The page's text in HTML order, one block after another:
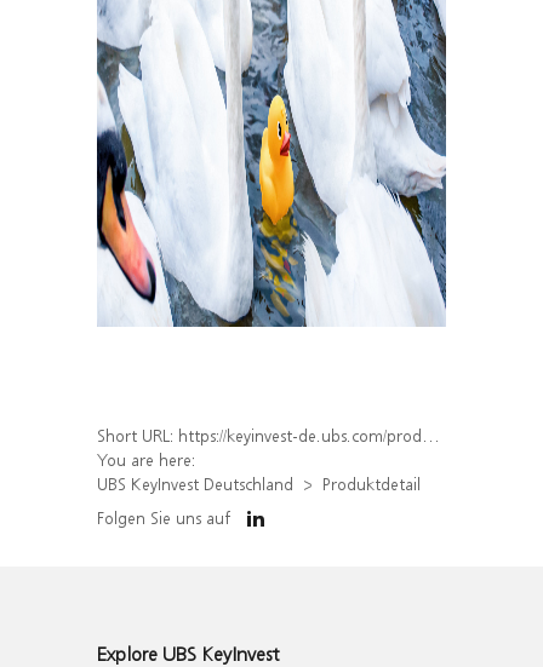
Short URL: https://keyinvest-de.ubs.com/produkt/detail/index/isin/DE000WA9CWW6
You are here:
UBS KeyInvest Deutschland
Produktdetail
Folgen Sie uns auf
Explore UBS KeyInvest